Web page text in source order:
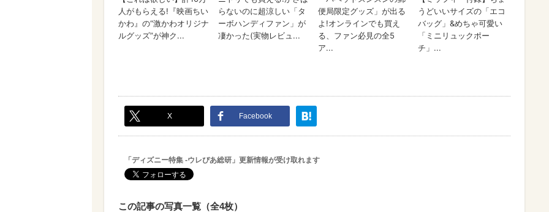
X Facebook
「ディズニー特集 -ウレぴあ総研」更新情報が受け取れます
この記事の写真一覧（全4枚）